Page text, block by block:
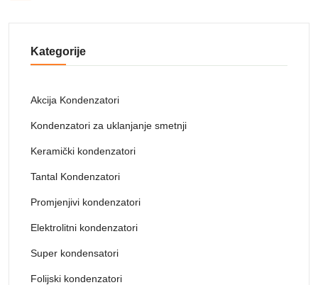
Kategorije
Akcija Kondenzatori
Kondenzatori za uklanjanje smetnji
Keramički kondenzatori
Tantal Kondenzatori
Promjenjivi kondenzatori
Elektrolitni kondenzatori
Super kondensatori
Folijski kondenzatori